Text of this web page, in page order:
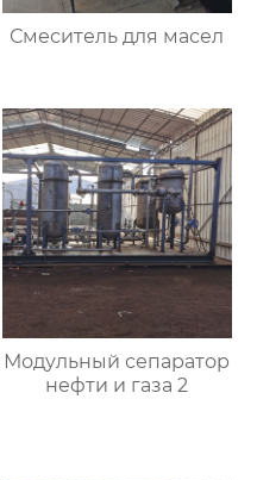
Смеситель для масел
Модульный сепаратор
нефти и газа 2